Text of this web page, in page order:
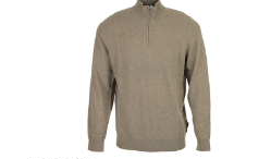
Vêtements Barbour pas cher et Promos
Vêtements Barbour
Remplaçant la finition cirée
traditionnelle par un rembourrage
isolant, la veste Ashby Polarquilt de [...]